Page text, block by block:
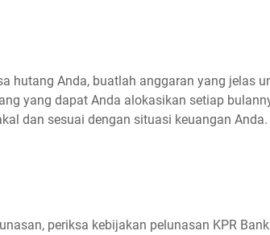
hutang Anda, buatlah anggaran yang jelas
yang dapat Anda alokasikan setiap
dan sesuai dengan situasi keuangan Anda.
periksa kebijakan pelunasan KPR